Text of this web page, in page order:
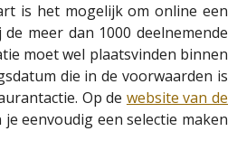
is het mogelijk om online een
meer dan 1000 deelnemende
moet wel plaatsvinden binnen
die in de voorwaarden is
Op de website van de
je eenvoudig een selectie maken